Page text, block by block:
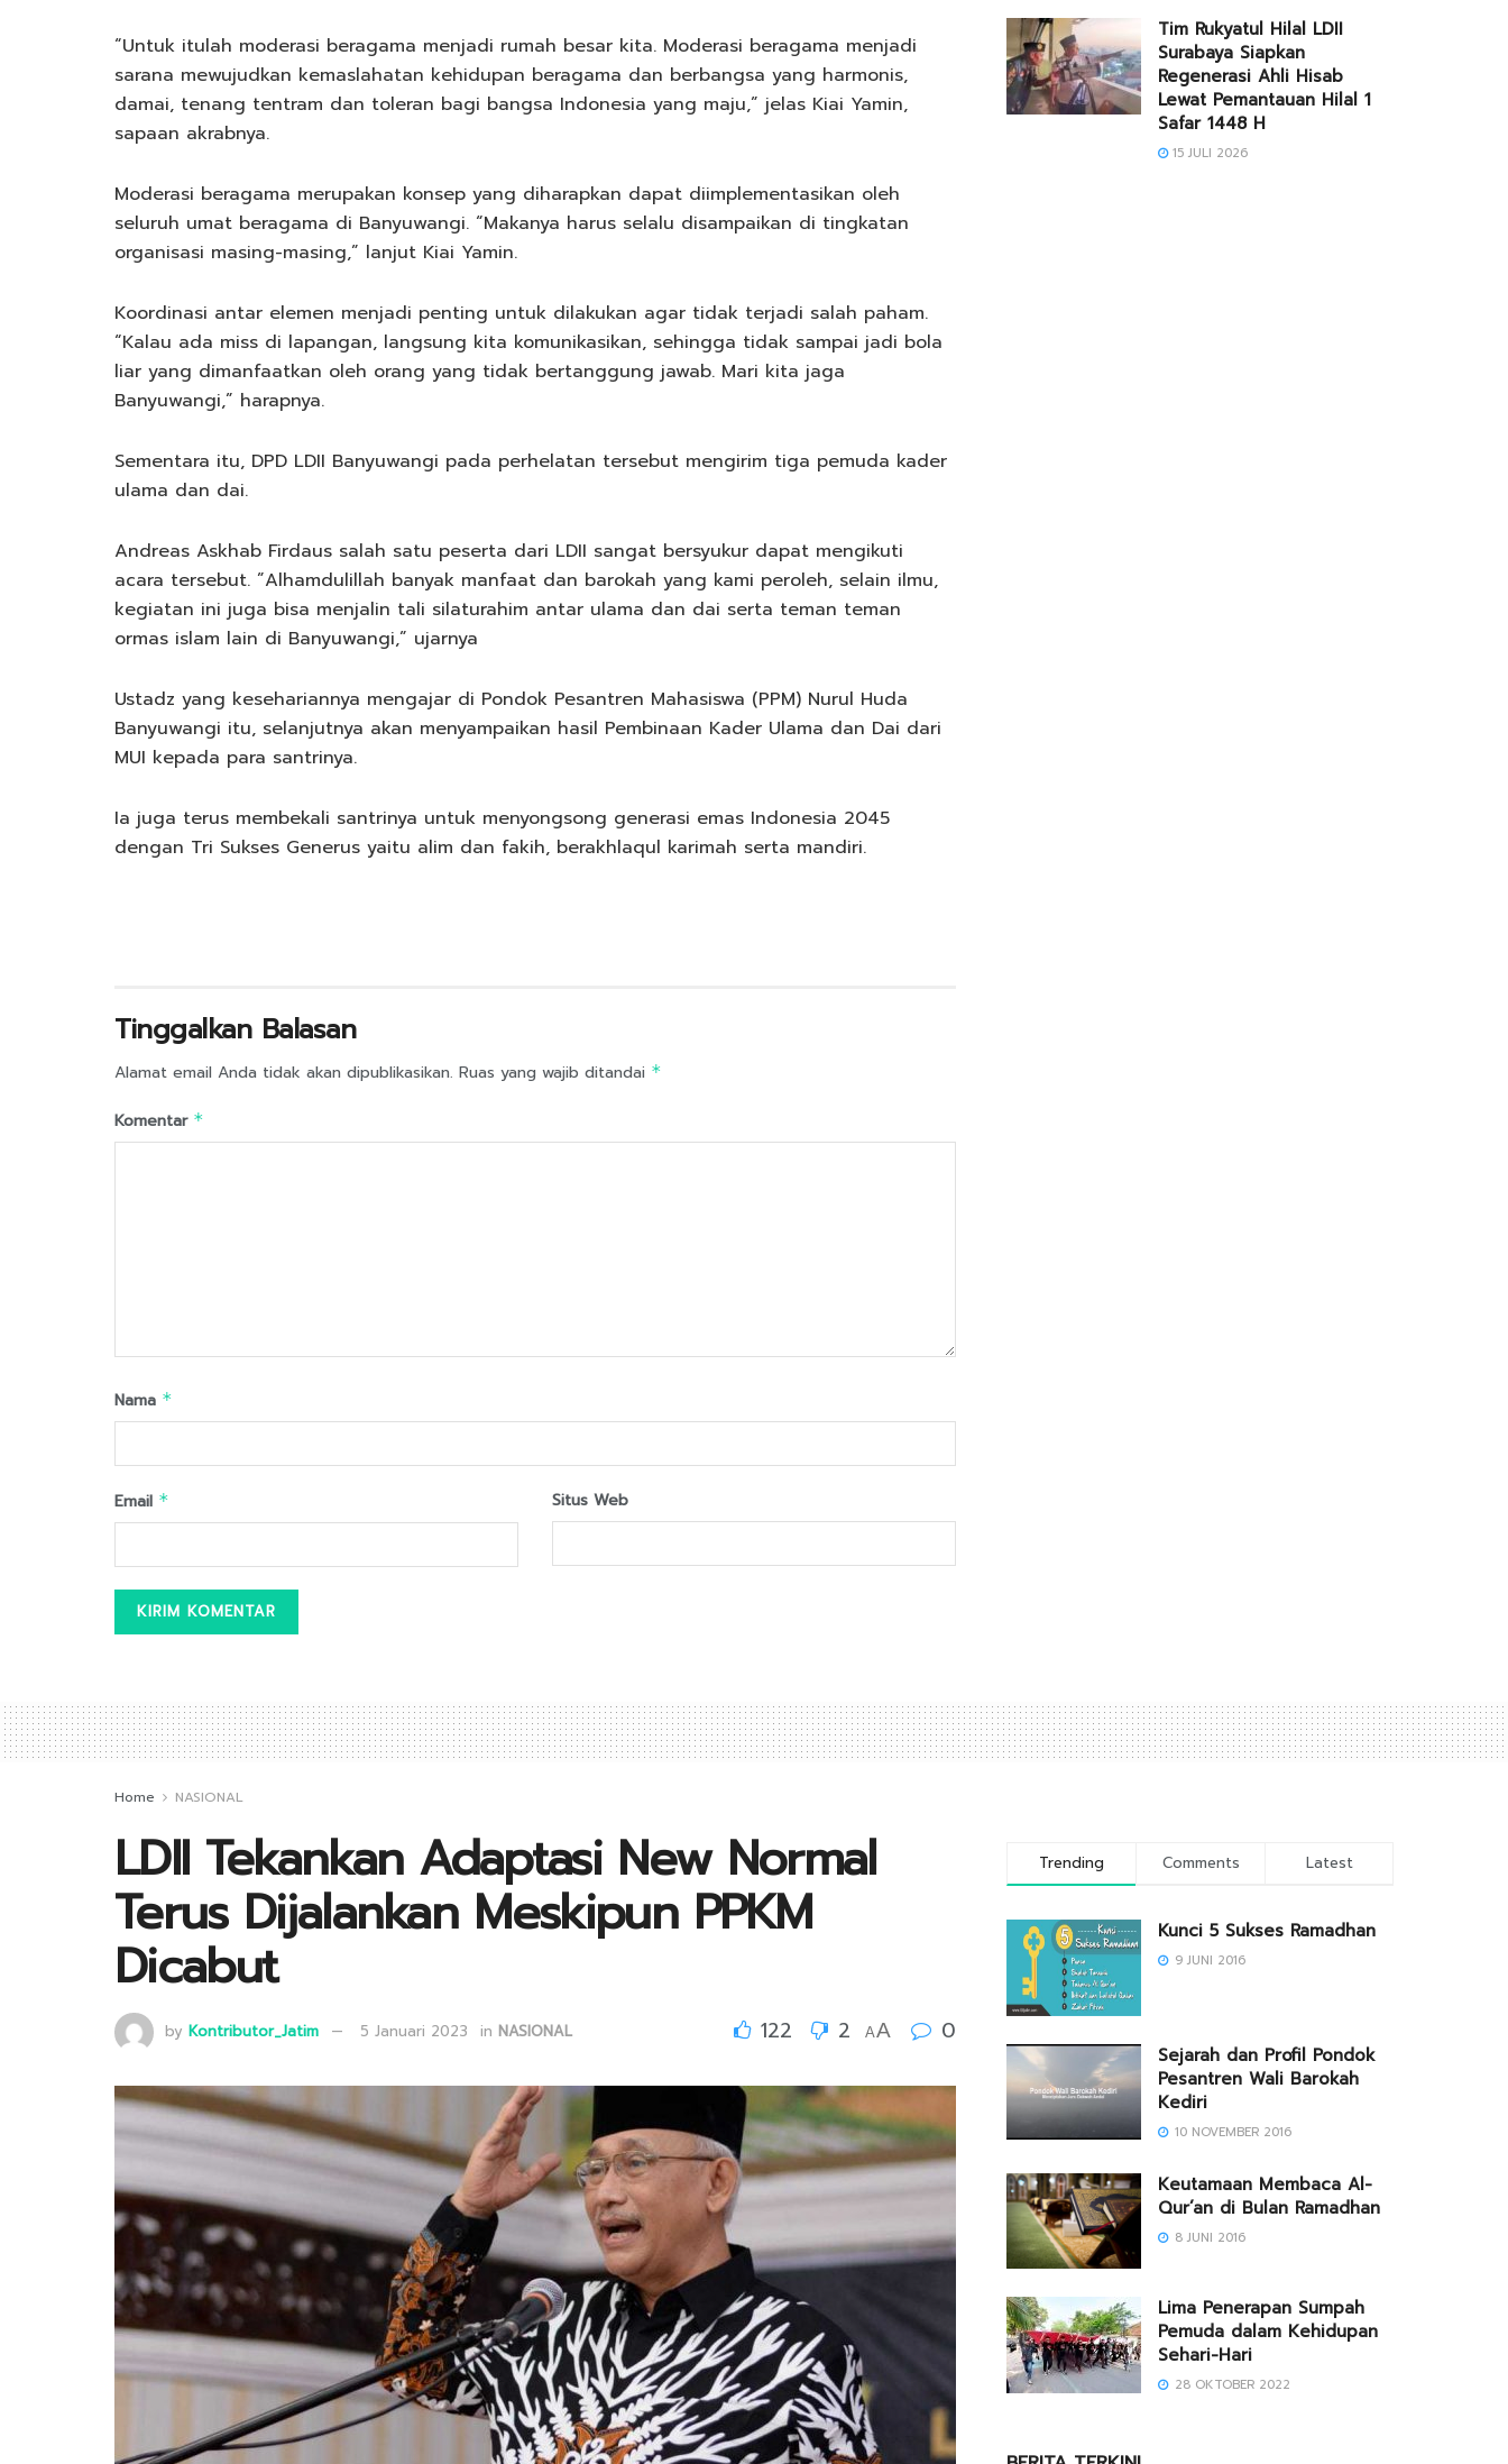
“Untuk itulah moderasi beragama menjadi rumah besar kita. Moderasi beragama menjadi
sarana mewujudkan kemaslahatan kehidupan beragama dan berbangsa yang harmonis,
damai, tenang tentram dan toleran bagi bangsa Indonesia yang maju,” jelas Kiai Yamin,
sapaan akrabnya.
Moderasi beragama merupakan konsep yang diharapkan dapat diimplementasikan oleh
seluruh umat beragama di Banyuwangi. “Makanya harus selalu disampaikan di tingkatan
organisasi masing-masing,” lanjut Kiai Yamin.
Koordinasi antar elemen menjadi penting untuk dilakukan agar tidak terjadi salah paham.
“Kalau ada miss di lapangan, langsung kita komunikasikan, sehingga tidak sampai jadi bola
liar yang dimanfaatkan oleh orang yang tidak bertanggung jawab. Mari kita jaga
Banyuwangi,” harapnya.
Sementara itu, DPD LDII Banyuwangi pada perhelatan tersebut mengirim tiga pemuda kader
ulama dan dai.
Andreas Askhab Firdaus salah satu peserta dari LDII sangat bersyukur dapat mengikuti
acara tersebut. ”Alhamdulillah banyak manfaat dan barokah yang kami peroleh, selain ilmu,
kegiatan ini juga bisa menjalin tali silaturahim antar ulama dan dai serta teman teman
ormas islam lain di Banyuwangi,” ujarnya
Ustadz yang kesehariannya mengajar di Pondok Pesantren Mahasiswa (PPM) Nurul Huda
Banyuwangi itu, selanjutnya akan menyampaikan hasil Pembinaan Kader Ulama dan Dai dari
MUI kepada para santrinya.
Ia juga terus membekali santrinya untuk menyongsong generasi emas Indonesia 2045
dengan Tri Sukses Generus yaitu alim dan fakih, berakhlaqul karimah serta mandiri.
Tinggalkan Balasan
Alamat email Anda tidak akan dipublikasikan. Ruas yang wajib ditandai *
Komentar *
Nama *
Email * Situs Web
Tim Rukyatul Hilal LDII
Surabaya Siapkan
Regenerasi Ahli Hisab
Lewat Pemantauan Hilal 1
Safar 1448 H
15 JULI 2026
Home NASIONAL
LDII Tekankan Adaptasi New Normal
Terus Dijalankan Meskipun PPKM
Dicabut
by Kontributor_Jatim 5 Januari 2023 in NASIONAL 122 2 AA 0
Trending Comments Latest
Kunci 5 Sukses Ramadhan
9 JUNI 2016
Sejarah dan Profil Pondok
Pesantren Wali Barokah
Kediri
10 NOVEMBER 2016
Keutamaan Membaca Al-
Qur’an di Bulan Ramadhan
8 JUNI 2016
Lima Penerapan Sumpah
Pemuda dalam Kehidupan
Sehari-Hari
28 OKTOBER 2022